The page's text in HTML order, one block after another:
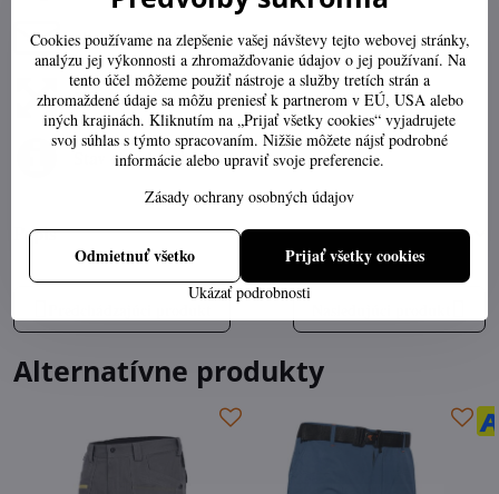
obchod​@ttech​.sk
Výber správnej veľkosti
Stav objednávky
Popis
Alternatívne produkty
Cookies používame na zlepšenie vašej návštevy tejto webovej stránky,
analýzu jej výkonnosti a zhromažďovanie údajov o jej používaní. Na
tento účel môžeme použiť nástroje a služby tretích strán a
zhromaždené údaje sa môžu preniesť k partnerom v EÚ, USA alebo
iných krajinách. Kliknutím na „Prijať všetky cookies“ vyjadrujete
svoj súhlas s týmto spracovaním. Nižšie môžete nájsť podrobné
informácie alebo upraviť svoje preferencie.
Zásady ochrany osobných údajov
Ukázať podrobnosti
Prijať všetky cookies
Odmietnuť všetko